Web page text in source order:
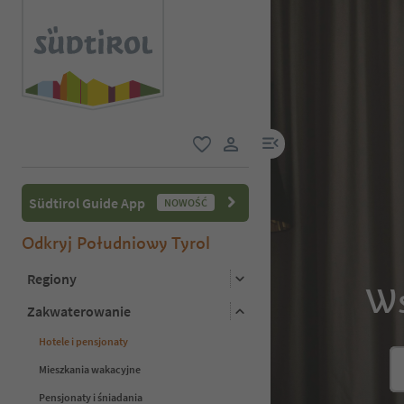
link użytkownika
link menu
Südtirol Guide App NOWOŚĆ
Odkryj Południowy Tyrol
Regiony
Zakwaterowanie
Hotele i pensjonaty
Mieszkania wakacyjne
Pensjonaty i śniadania